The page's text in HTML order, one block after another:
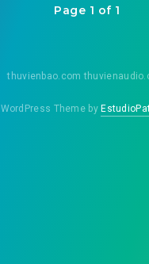
Page 1 of 1
thuvienbao.com
WordPress Theme by